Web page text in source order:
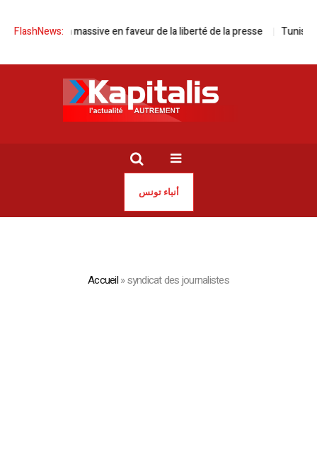
FlashNews:
massive en faveur de la liberté de la presse Tunisie | Kaïs Saïed
أنباء تونس
Accueil»syndicat des journalistes